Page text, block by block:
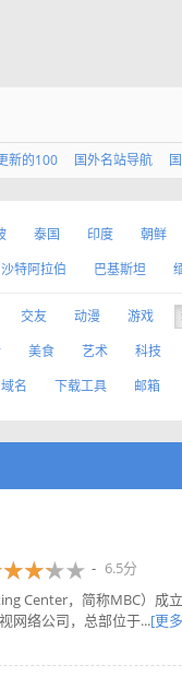
新的100 国外名站导航
泰国 印度 朝鲜
沙特阿拉伯 巴基斯坦
交友 动漫 游戏
美食 艺术 科技
域名 下载工具 邮箱
6.5分
Center，简称MBC）成
网络公司，总部位于...[更